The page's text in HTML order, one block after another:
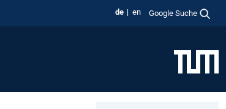
de en Google Suche